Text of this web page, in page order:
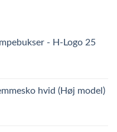
- H-Logo 25
hvid (Høj model)